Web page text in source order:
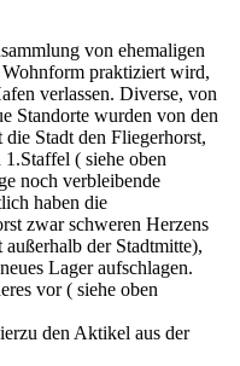
von ehemaligen
praktiziert wird,
verlassen. Diverse, von
Standorte wurden von den
Stadt den Fliegerhorst,
( siehe oben
noch verbleibende
haben die
zwar schweren Herzens
der Stadtmitte),
Lager aufschlagen.
vor ( siehe oben
den Aktikel aus der